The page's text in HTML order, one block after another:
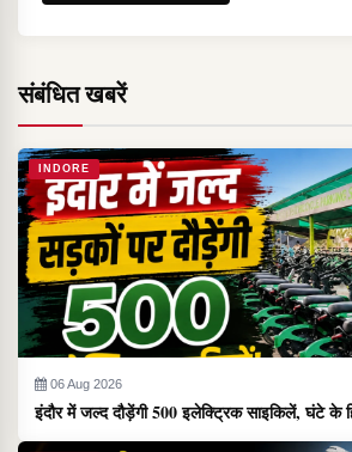
संबंधित खबरें
INDORE
06 Aug 2026
इंदौर में जल्द दौड़ेंगी 500 इलेक्ट्रिक साइकिलें, घंटे के